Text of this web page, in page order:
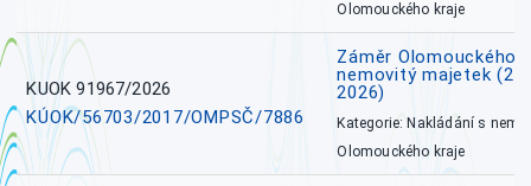
Olomouckého kraje
KUOK 91967/2026
KÚOK/56703/2017/OMPSČ/7886
Záměr Olomouckého
nemovitý majetek
2026)
Kategorie: Nakládání s
Olomouckého kraje